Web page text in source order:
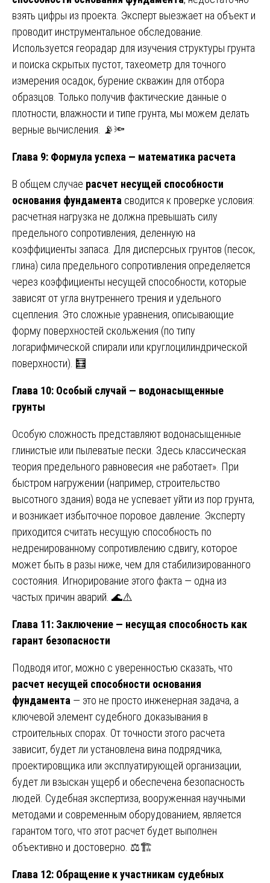
взять цифры из проекта. Эксперт выезжает на объект и
проводит инструментальное обследование.
Используется георадар для изучения структуры грунта
и поиска скрытых пустот, тахеометр для точного
измерения осадок, бурение скважин для отбора
образцов. Только получив фактические данные о
плотности, влажности и типе грунта, мы можем делать
верные вычисления. 📡🔦
Глава 9: Формула успеха — математика расчета
В общем случае расчет несущей способности
основания фундамента сводится к проверке условия:
расчетная нагрузка не должна превышать силу
предельного сопротивления, деленную на
коэффициенты запаса. Для дисперсных грунтов (песок,
глина) сила предельного сопротивления определяется
через коэффициенты несущей способности, которые
зависят от угла внутреннего трения и удельного
сцепления. Это сложные уравнения, описывающие
форму поверхностей скольжения (по типу
логарифмической спирали или круглоцилиндрической
поверхности). 🧮
Глава 10: Особый случай — водонасыщенные
грунты
Особую сложность представляют водонасыщенные
глинистые или пылеватые пески. Здесь классическая
теория предельного равновесия «не работает». При
быстром нагружении (например, строительство
высотного здания) вода не успевает уйти из пор грунта,
и возникает избыточное поровое давление. Эксперту
приходится считать несущую способность по
недренированному сопротивлению сдвигу, которое
может быть в разы ниже, чем для стабилизированного
состояния. Игнорирование этого факта — одна из
частых причин аварий. 🌊⚠️
Глава 11: Заключение — несущая способность как
гарант безопасности
Подводя итог, можно с уверенностью сказать, что
расчет несущей способности основания
фундамента — это не просто инженерная задача, а
ключевой элемент судебного доказывания в
строительных спорах. От точности этого расчета
зависит, будет ли установлена вина подрядчика,
проектировщика или эксплуатирующей организации,
будет ли взыскан ущерб и обеспечена безопасность
людей. Судебная экспертиза, вооруженная научными
методами и современным оборудованием, является
гарантом того, что этот расчет будет выполнен
объективно и достоверно. ⚖️🏗️
Глава 12: Обращение к участникам судебных